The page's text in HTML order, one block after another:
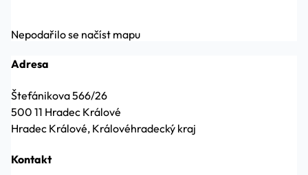
Nepodařilo se načíst mapu
Adresa
Štefánikova 566/26
500 11 Hradec Králové
Hradec Králové, Královéhradecký kraj
Kontakt